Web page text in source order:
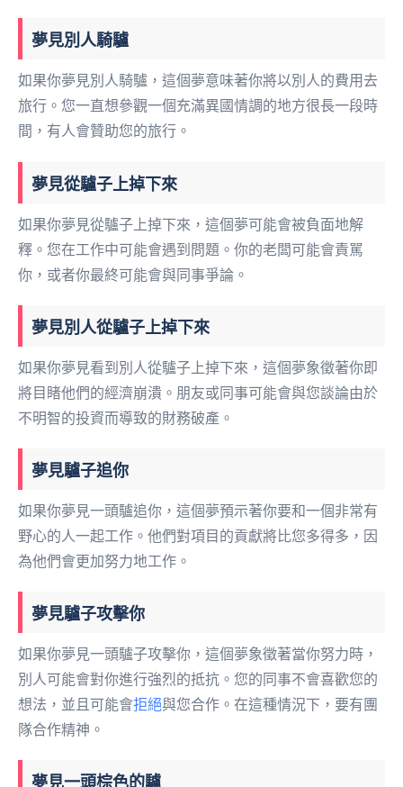
夢見別人騎驢
如果你夢見別人騎驢，這個夢意味著你將以別人的費用去
旅行。您一直想參觀一個充滿異國情調的地方很長一段時
間，有人會贊助您的旅行。
夢見從驢子上掉下來
如果你夢見從驢子上掉下來，這個夢可能會被負面地解
釋。您在工作中可能會遇到問題。你的老闆可能會責駡
你，或者你最終可能會與同事爭論。
夢見別人從驢子上掉下來
如果你夢見看到別人從驢子上掉下來，這個夢象徵著你即
將目睹他們的經濟崩潰。朋友或同事可能會與您談論由於
不明智的投資而導致的財務破產。
夢見驢子追你
如果你夢見一頭驢追你，這個夢預示著你要和一個非常有
野心的人一起工作。他們對項目的貢獻將比您多得多，因
為他們會更加努力地工作。
夢見驢子攻擊你
如果你夢見一頭驢子攻擊你，這個夢象徵著當你努力時，
別人可能會對你進行強烈的抵抗。您的同事不會喜歡您的
想法，並且可能會拒絕與您合作。在這種情況下，要有團
隊合作精神。
夢見一頭棕色的驢